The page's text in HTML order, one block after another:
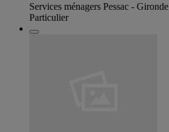
Services ménagers Pessac - Gironde
Particulier